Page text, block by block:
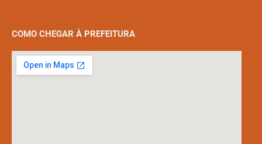
COMO CHEGAR À PREFEITURA